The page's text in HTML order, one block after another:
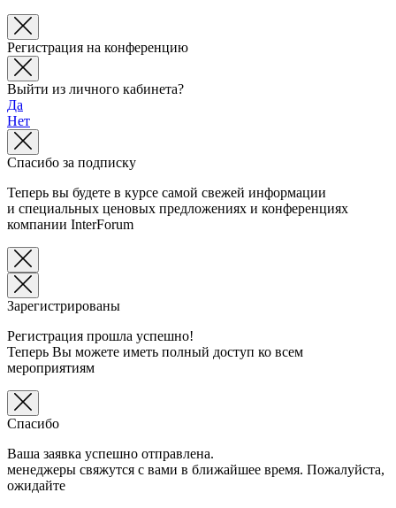
Регистрация на конференцию
Выйти из личного кабинета?
Да
Нет
Спасибо за подписку
Теперь вы будете в курсе самой свежей информации
и специальных ценовых предложениях и конференциях
компании InterForum
Зарегистрированы
Регистрация прошла успешно!
Теперь Вы можете иметь полный доступ ко всем
мероприятиям
Спасибо
Ваша заявка успешно отправлена.
менеджеры свяжутся с вами в ближайшее время. Пожалуйста,
ожидайте